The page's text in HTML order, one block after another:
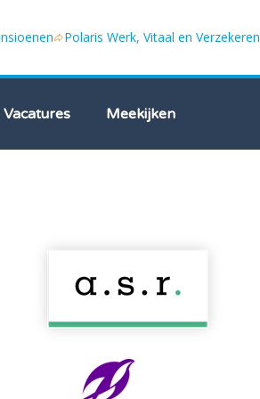
Polaris Werk, Vitaal en Verzekeren
Vacatures Meekijken